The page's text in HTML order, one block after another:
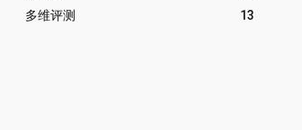
多维评测
13